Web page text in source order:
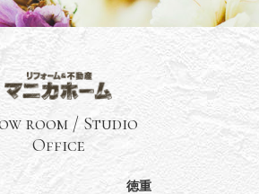
room / Studio
Office
徳重